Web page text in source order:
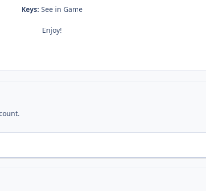
Keys: See in Game
Enjoy!